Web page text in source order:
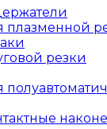
плазменной
резки